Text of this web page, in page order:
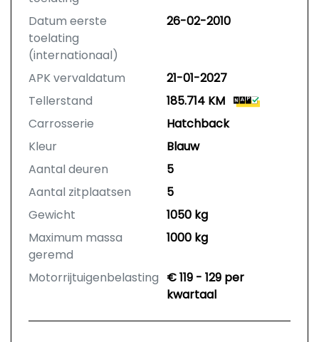
Datum eerste
toelating
(internationaal)
26-02-2010
APK vervaldatum
21-01-2027
Tellerstand
185.714 KM
Carrosserie
Hatchback
Kleur
Blauw
Aantal deuren
5
Aantal zitplaatsen
5
Gewicht
1050 kg
Maximum massa
geremd
1000 kg
Motorrijtuigenbelasting € 119 - 129 per
kwartaal